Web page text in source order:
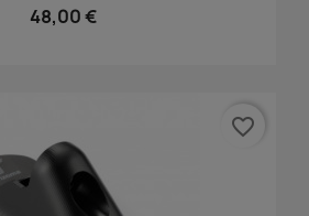
48,00 €
favorite_border